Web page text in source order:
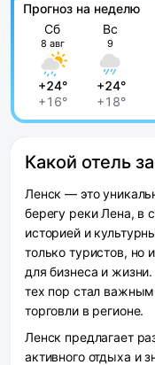
Прогноз на неделю
Сб
8 авг
+24°
+16°
Вс
9
+24°
+18°
Какой отель
Ленск — это
берегу реки Лена, в
историей и
только туристов, но
для бизнеса и
тех пор стал
торговли в регионе.
Ленск предлагает
активного отдыха и